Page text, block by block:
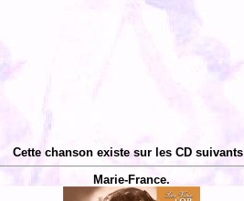
Cette chanson existe sur les CD
Marie-France.